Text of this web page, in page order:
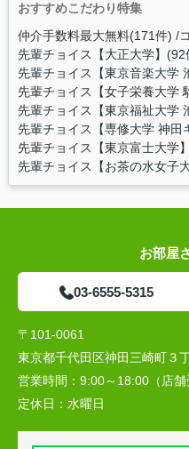
おすすめこだわり特集
仲介手数料最大無料(171件)
先輩チョイス【大正大学】(92
先輩チョイス【東京音楽大学
先輩チョイス【女子栄養大学
先輩チョイス【東京福祉大学
先輩チョイス【専修大学 神田
先輩チョイス【東京富士大学
先輩チョイス【お茶の水女子
お部屋
03-6555-5315
〒101-0061
東京都千代田区神田三崎町３
営業時間： 9:00～18:00（店舗
定休日： 水曜日